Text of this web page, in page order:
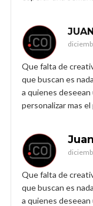
Que falta de
que buscan es
a quienes
personalizar mas
Que falta de
que buscan es
a quienes